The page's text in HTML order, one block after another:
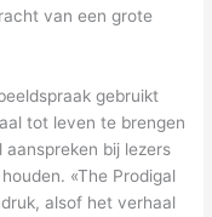
van een grote
gebruikt
tot leven te brengen
bij lezers
«The Prodigal
alsof het verhaal